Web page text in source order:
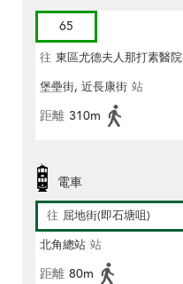
65
往 東區尤德夫人那打素醫院
堡壘街, 近長康街 站
距離 310m
電車
往 屈地街(即石塘咀)
北角總站 站
距離 80m